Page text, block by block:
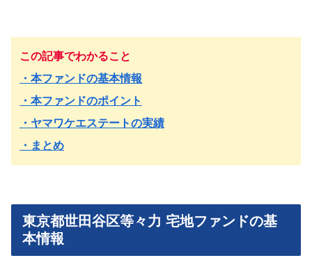
この記事でわかること
・本ファンドの基本情報
・本ファンドのポイント
・ヤマワケエステートの実績
・まとめ
東京都世田谷区等々力 宅地ファンドの基
本情報